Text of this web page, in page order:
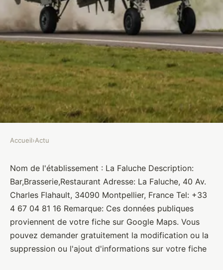
La Faluche
Brasseurs•10 janvier 2022• 1 min de lecture
Accueil›Actu
Nom de l'établissement : La Faluche Description:
Bar,Brasserie,Restaurant Adresse: La Faluche, 40 Av.
Charles Flahault, 34090 Montpellier, France Tel: +33
4 67 04 81 16 Remarque: Ces données publiques
proviennent de votre fiche sur Google Maps. Vous
pouvez demander gratuitement la modification ou la
suppression ou l'ajout d'informations sur votre fiche